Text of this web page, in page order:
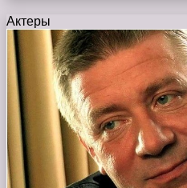
Актеры